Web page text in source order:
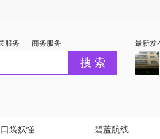
最新发
服务 商务服务
口袋妖怪 碧蓝航线